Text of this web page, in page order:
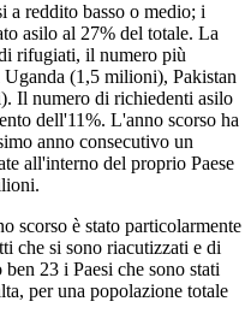
a reddito basso o medio; i
asilo al 27% del totale. La
rifugiati, il numero più
Uganda (1,5 milioni), Pakistan
Il numero di richiedenti asilo
dell'11%. L'anno scorso ha
anno consecutivo un
all'interno del proprio Paese
scorso è stato particolarmente
che si sono riacutizzati e di
23 i Paesi che sono stati
per una popolazione totale